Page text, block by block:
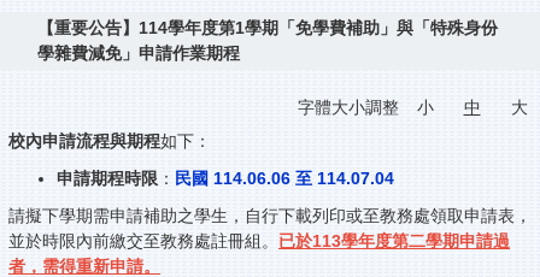
【重要公告】114學年度第1學期「免學費補助」與「特殊身份
學雜費減免」申請作業期程
字體大小調整 小 中
大
校內申請流程與期程如下：
申請期程時限 ： 民國 114.06.06 至 114.07.04
請擬下學期需申請補助之學生，自行下載列印或至教務處領取申請表，
並於時限內前繳交至教務處註冊組。 已於113學年度第二學期申請過
者，需得重新申請。